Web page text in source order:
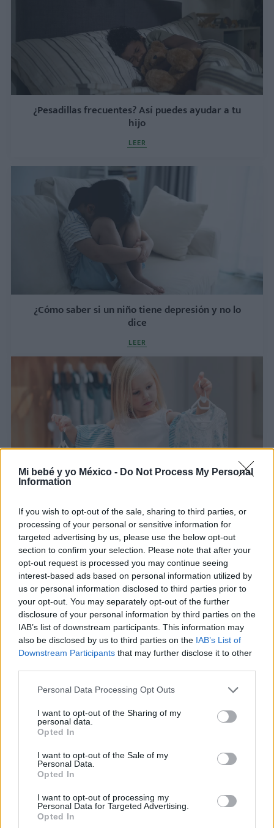
Mi bebé y yo México - Do Not Process My Personal
Information
If you wish to opt-out of the sale, sharing to third parties, or
processing of your personal or sensitive information for
targeted advertising by us, please use the below opt-out
section to confirm your selection. Please note that after your
opt-out request is processed you may continue seeing
interest-based ads based on personal information utilized by
us or personal information disclosed to third parties prior to
your opt-out. You may separately opt-out of the further
disclosure of your personal information by third parties on the
IAB’s list of downstream participants. This information may
also be disclosed by us to third parties on the IAB’s List of
Downstream Participants that may further disclose it to other
Personal Data Processing Opt Outs
I want to opt-out of the Sharing of my
personal data.
Opted In
I want to opt-out of the Sale of my
Personal Data.
Opted In
I want to opt-out of processing my
Personal Data for Targeted Advertising.
Opted In
¿Pesadillas frecuentes? Así puedes ayudar a tu
hijo
LEER
¿Cómo saber si un niño tiene depresión y no lo
dice
LEER
ropa
LEER
Señales del Trastorno Límite de la Personalidad
en niños pequeños